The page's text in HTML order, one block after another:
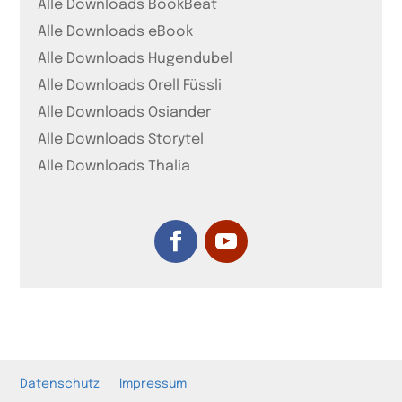
Alle Downloads BookBeat
Alle Downloads eBook
Alle Downloads Hugendubel
Alle Downloads Orell Füssli
Alle Downloads Osiander
Alle Downloads Storytel
Alle Downloads Thalia
Datenschutz Impressum